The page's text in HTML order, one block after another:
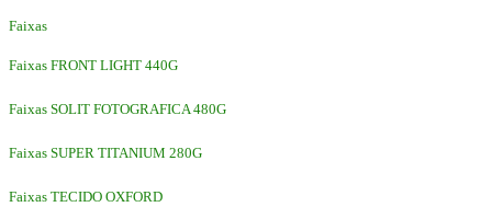
Faixas
Faixas FRONT LIGHT 440G
Faixas SOLIT FOTOGRAFICA 480G
Faixas SUPER TITANIUM 280G
Faixas TECIDO OXFORD